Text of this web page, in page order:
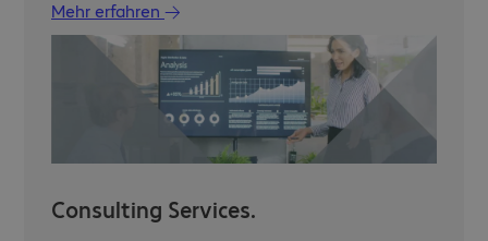
Mehr erfahren
Consulting Services.